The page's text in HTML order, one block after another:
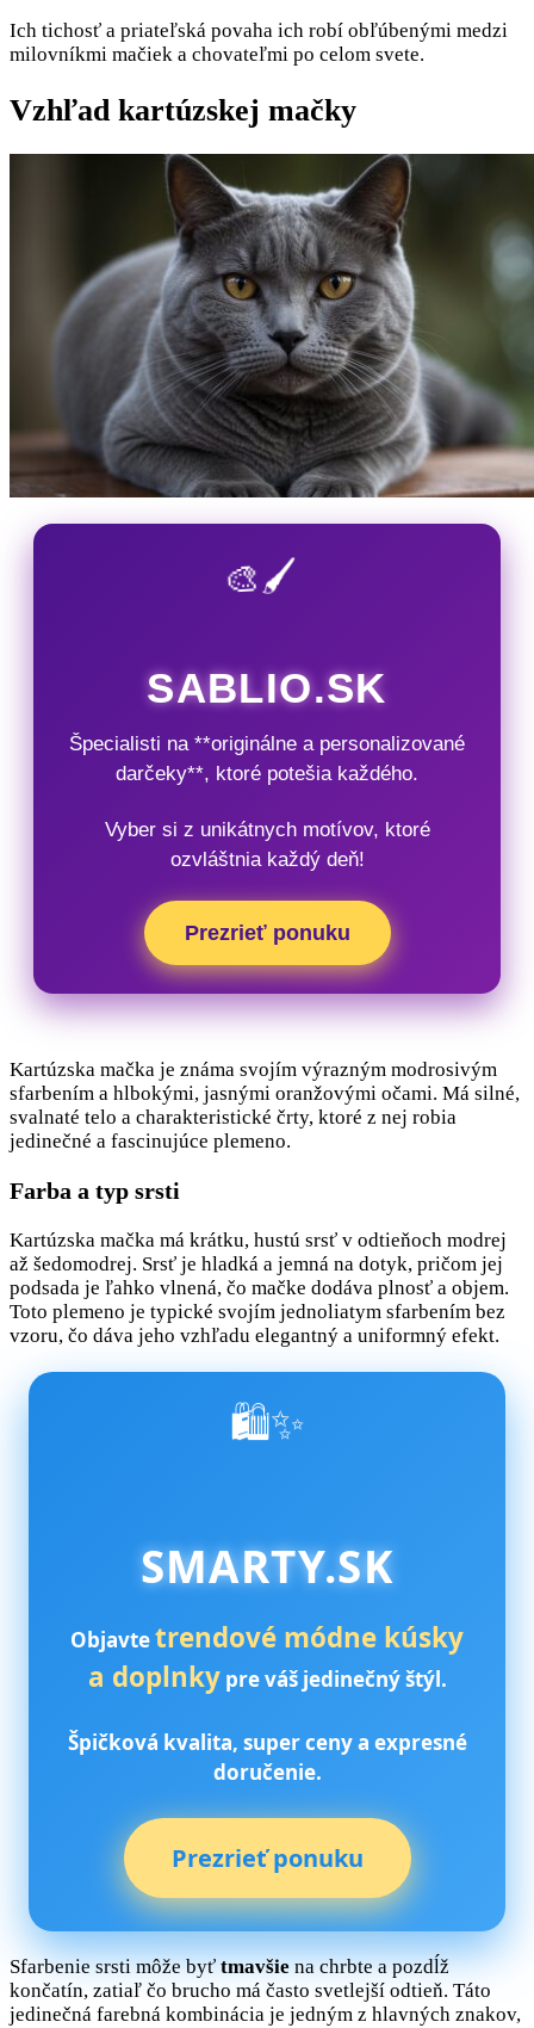
Ich tichosť a priateľská povaha ich robí obľúbenými medzi
milovníkmi mačiek a chovateľmi po celom svete.
Vzhľad kartúzskej mačky
🎨🖌️
SABLIO.SK
Špecialisti na **originálne a personalizované
darčeky**, ktoré potešia každého.
Vyber si z unikátnych motívov, ktoré
ozvláštnia každý deň!
Prezrieť ponuku
Kartúzska mačka je známa svojím výrazným modrosivým
sfarbením a hlbokými, jasnými oranžovými očami. Má silné,
svalnaté telo a charakteristické črty, ktoré z nej robia
jedinečné a fascinujúce plemeno.
Farba a typ srsti
Kartúzska mačka má krátku, hustú srsť v odtieňoch modrej
až šedomodrej. Srsť je hladká a jemná na dotyk, pričom jej
podsada je ľahko vlnená, čo mačke dodáva plnosť a objem.
Toto plemeno je typické svojím jednoliatym sfarbením bez
vzoru, čo dáva jeho vzhľadu elegantný a uniformný efekt.
🛍️✨
SMARTY.SK
Objavtetrendové módne kúsky
a doplnkypre váš jedinečný štýl.
Špičková kvalita, super ceny a expresné
doručenie.
Prezrieť ponuku
Sfarbenie srsti môže byťtmavšiena chrbte a pozdĺž
končatín, zatiaľ čo brucho má často svetlejší odtieň. Táto
jedinečná farebná kombinácia je jedným z hlavných znakov,